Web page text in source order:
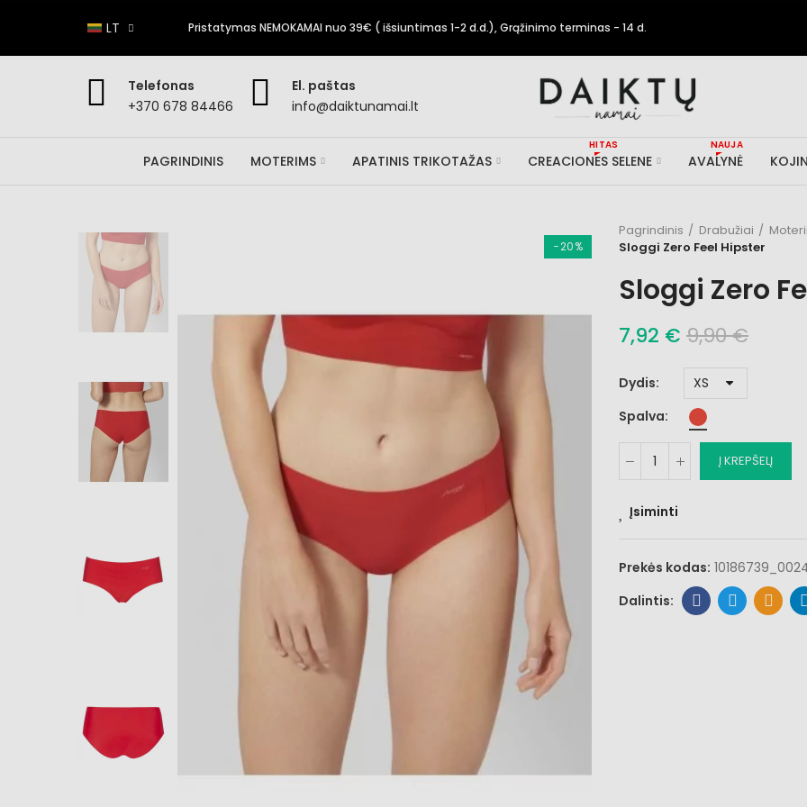
LT Pristatymas NEMOKAMAI nuo 39€ ( išsiuntimas 1-2 d.d.), Grąžinimo terminas - 14 d.
Telefonas
+370 678 84466
El. paštas
info@daiktunamai.lt
PAGRINDINIS MOTERIMS APATINIS TRIKOTAŽAS CREACIONES SELENE
HITAS
AVALYNĖ
NAUJA
−20%
Pagrindinis Drabužiai
Sloggi Zero Feel Hipster
Sloggi Zero
7,92 € 9,90 €
Dydis
Spalva
Į KREPŠELĮ
Įsiminti
Prekės kodas: